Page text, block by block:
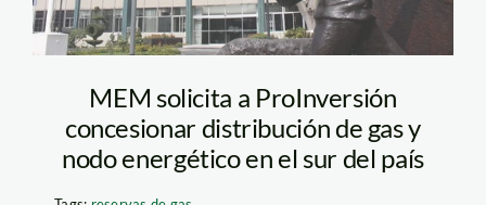
MEM solicita a ProInversión
concesionar distribución de gas y
nodo energético en el sur del país